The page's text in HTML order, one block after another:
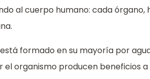
al cuerpo humano: cada
formado en su mayoría por
el organismo producen beneficios